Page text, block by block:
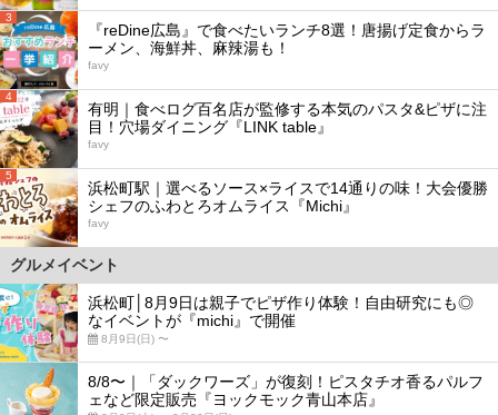
3
『reDine広島』で食べたいランチ8選！唐揚げ定食からラ
ーメン、海鮮丼、麻辣湯も！
favy
4
有明｜食べログ百名店が監修する本気のパスタ&ピザに注
目！穴場ダイニング『LINK table』
favy
5
浜松町駅｜選べるソース×ライスで14通りの味！大会優勝
シェフのふわとろオムライス『Michi』
favy
グルメイベント
浜松町│8月9日は親子でピザ作り体験！自由研究にも◎
なイベントが『michi』で開催
8月9日(日) 〜
8/8〜｜「ダックワーズ」が復刻！ピスタチオ香るパルフ
ェなど限定販売『ヨックモック青山本店』